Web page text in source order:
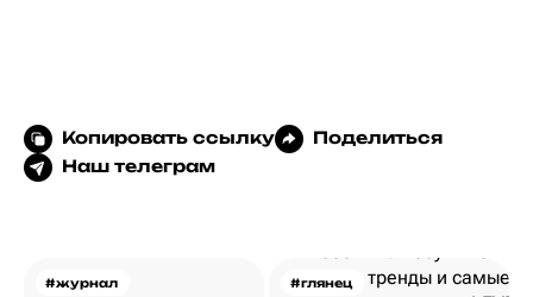
Копировать ссылку
Поделиться
Наш телеграм
#журнал #глянец